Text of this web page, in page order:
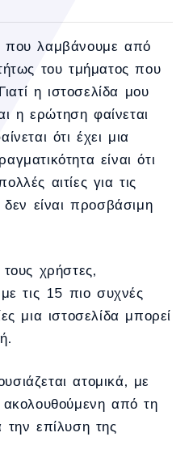
λαμβάνουμε από
του τμήματος που
η ιστοσελίδα μου
η ερώτηση φαίνεται
ότι έχει μια
είναι ότι
αιτίες για τις
δεν είναι προσβάσιμη
χρήστες,
τις 15 πιο συχνές
μια ιστοσελίδα μπορεί
ατομικά, με
από τη
την επίλυση της